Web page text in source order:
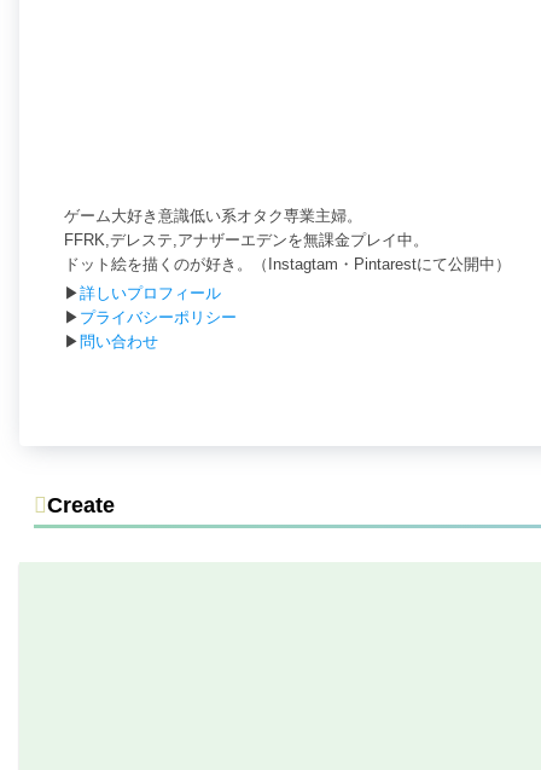
ゲーム大好き意識低い系オタク専業主婦。
FFRK,デレステ,アナザーエデンを無課金プレイ中。
ドット絵を描くのが好き。（Instagtam・Pintarestにて公開中）
▶詳しいプロフィール
▶ プライバシーポリシー
▶問い合わせ
Create